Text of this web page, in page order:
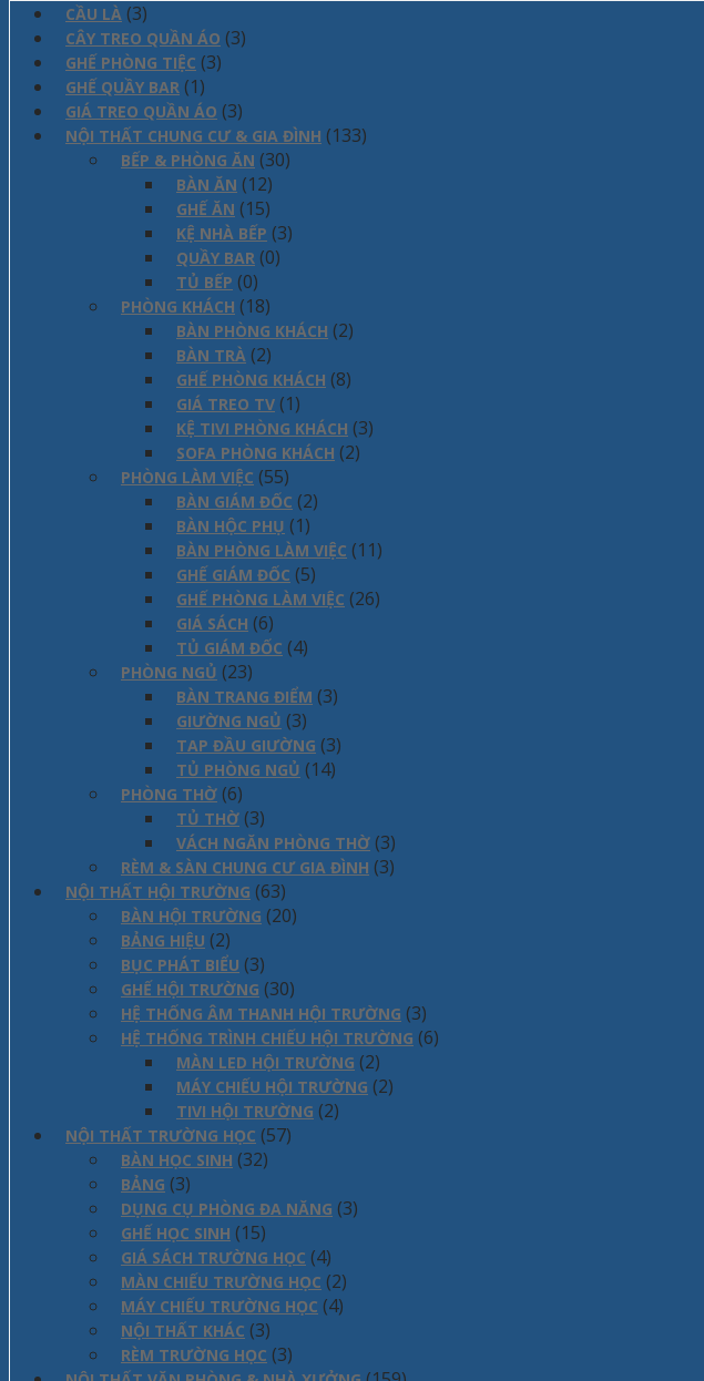
CẦU LÀ (3)
CÂY TREO QUẦN ÁO (3)
GHẾ PHÒNG TIỆC (3)
GHẾ QUẦY BAR (1)
GIÁ TREO QUẦN ÁO (3)
NỘI THẤT CHUNG CƯ & GIA ĐÌNH (133)
BẾP & PHÒNG ĂN (30)
BÀN ĂN (12)
GHẾ ĂN (15)
KỆ NHÀ BẾP (3)
QUẦY BAR (0)
TỦ BẾP (0)
PHÒNG KHÁCH (18)
BÀN PHÒNG KHÁCH (2)
BÀN TRÀ (2)
GHẾ PHÒNG KHÁCH (8)
GIÁ TREO TV (1)
KỆ TIVI PHÒNG KHÁCH (3)
SOFA PHÒNG KHÁCH (2)
PHÒNG LÀM VIỆC (55)
BÀN GIÁM ĐỐC (2)
BÀN HỘC PHỤ (1)
BÀN PHÒNG LÀM VIỆC (11)
GHẾ GIÁM ĐỐC (5)
GHẾ PHÒNG LÀM VIỆC (26)
GIÁ SÁCH (6)
TỦ GIÁM ĐỐC (4)
PHÒNG NGỦ (23)
BÀN TRANG ĐIỂM (3)
GIƯỜNG NGỦ (3)
TAP ĐẦU GIƯỜNG (3)
TỦ PHÒNG NGỦ (14)
PHÒNG THỜ (6)
TỦ THỜ (3)
VÁCH NGĂN PHÒNG THỜ (3)
RÈM & SÀN CHUNG CƯ GIA ĐÌNH (3)
NỘI THẤT HỘI TRƯỜNG (63)
BÀN HỘI TRƯỜNG (20)
BẢNG HIỆU (2)
BỤC PHÁT BIỂU (3)
GHẾ HỘI TRƯỜNG (30)
HỆ THỐNG ÂM THANH HỘI TRƯỜNG (3)
HỆ THỐNG TRÌNH CHIẾU HỘI TRƯỜNG (6)
MÀN LED HỘI TRƯỜNG (2)
MÁY CHIẾU HỘI TRƯỜNG (2)
TIVI HỘI TRƯỜNG (2)
NỘI THẤT TRƯỜNG HỌC (57)
BÀN HỌC SINH (32)
BẢNG (3)
DỤNG CỤ PHÒNG ĐA NĂNG (3)
GHẾ HỌC SINH (15)
GIÁ SÁCH TRƯỜNG HỌC (4)
MÀN CHIẾU TRƯỜNG HỌC (2)
MÁY CHIẾU TRƯỜNG HỌC (4)
NỘI THẤT KHÁC (3)
RÈM TRƯỜNG HỌC (3)